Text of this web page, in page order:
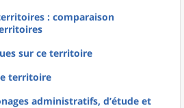
: comparaison
sur ce territoire
territoire
administratifs, d’étude et